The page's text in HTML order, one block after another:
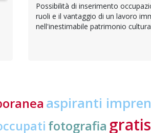
Possibilità di inserimento
ruoli e il vantaggio di un lavoro
nell'inestimabile patrimonio
aspiranti
fotografia